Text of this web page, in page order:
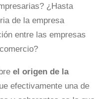
¿Hasta
de la empresa
entre las empresas
el origen de la
efectivamente una de